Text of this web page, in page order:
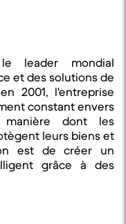
leader mondial
et des solutions de
2001, l'entreprise
constant envers
manière dont les
leurs biens et
est de créer un
grâce à des